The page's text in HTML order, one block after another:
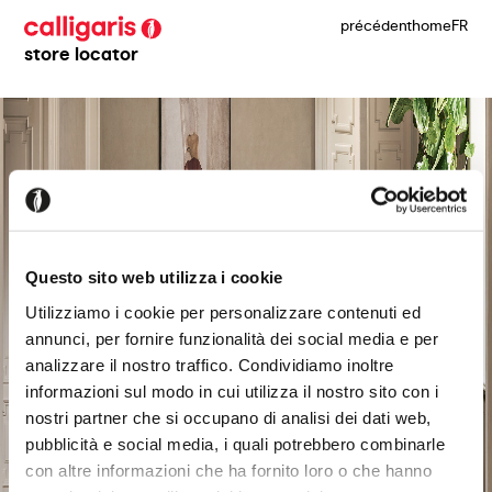
Questo sito web utilizza i cookie
Utilizziamo i cookie per personalizzare contenuti ed
annunci, per fornire funzionalità dei social media e per
analizzare il nostro traffico. Condividiamo inoltre
informazioni sul modo in cui utilizza il nostro sito con i
nostri partner che si occupano di analisi dei dati web,
pubblicità e social media, i quali potrebbero combinarle
con altre informazioni che ha fornito loro o che hanno
store locator
précédenthomeFR